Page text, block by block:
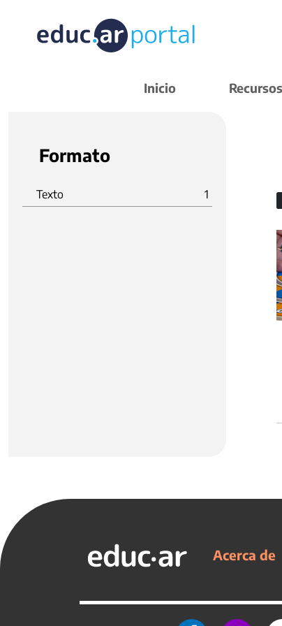
Inicio Recursos
Formato
Texto 1
Acerca de